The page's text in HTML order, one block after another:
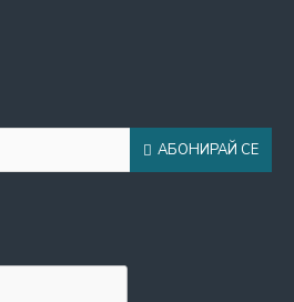
АБОНИРАЙ СЕ